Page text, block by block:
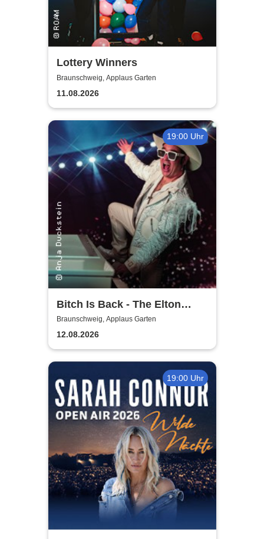
Lottery Winners
Braunschweig, Applaus Garten
11.08.2026
19:00 Uhr
Bitch Is Back - The Elton
John Show
Braunschweig, Applaus Garten
12.08.2026
19:00 Uhr